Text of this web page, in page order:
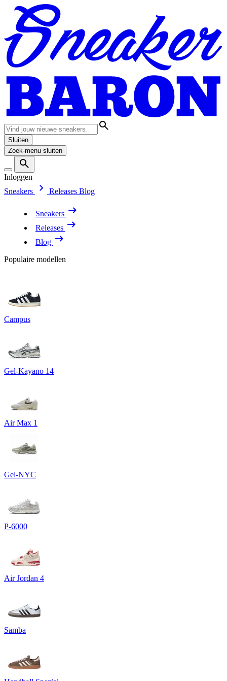
Sluiten
Zoek-menu sluiten
Inloggen
Sneakers
Releases Blog
Sneakers
Releases
Blog
Populaire modellen
Campus
Gel-Kayano 14
Air Max 1
Gel-NYC
P-6000
Air Jordan 4
Samba